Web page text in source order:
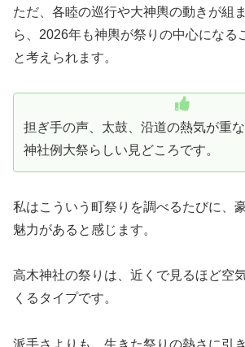
ただ、各睦の巡行や大神輿の動きが組
ら、2026年も神輿が祭りの中心になる
と考えられます。
担ぎ手の声、太鼓、沿道の熱気が重
神社例大祭らしい見どころです。
私はこういう町祭りを調べるたびに、
魅力があると感じます。
高木神社の祭りは、近くで見るほど空
くるタイプです。